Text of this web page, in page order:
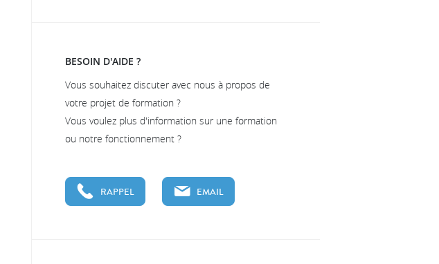
BESOIN D'AIDE ?
Vous souhaitez discuter avec nous à propos de
votre projet de formation ?
Vous voulez plus d'information sur une formation
ou notre fonctionnement ?
RAPPEL EMAIL